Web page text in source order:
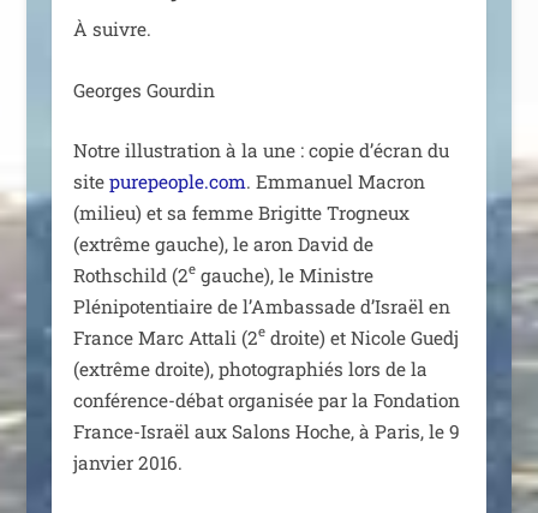
À suivre.
Georges Gourdin
Notre illus­tra­tion à la une : copie d’écran du
site purepeople.com. Emmanuel Macron
(milieu) et sa femme Brigitte Trogneux
(extrême gauche), le aron David de
Rothschild (2egauche), le Ministre
Plénipotentiaire de l’Ambassade d’Israël en
France Marc Attali (2edroite) et Nicole Guedj
(extrême droite), pho­to­gra­phiés lors de la
confé­rence-débat orga­ni­sée par la Fondation
France-Israël aux Salons Hoche, à Paris, le 9
jan­vier 2016.